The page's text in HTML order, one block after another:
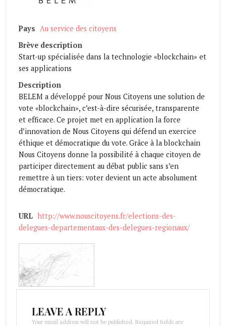
Pays Au service des citoyens
Brève description
Start-up spécialisée dans la technologie «blockchain» et
ses applications
Description
BELEM a développé pour Nous Citoyens une solution de
vote «blockchain», c’est-à-dire sécurisée, transparente
et efficace. Ce projet met en application la force
d’innovation de Nous Citoyens qui défend un exercice
éthique et démocratique du vote. Grâce à la blockchain
Nous Citoyens donne la possibilité à chaque citoyen de
participer directement au débat public sans s’en
remettre à un tiers: voter devient un acte absolument
démocratique.
URL http://www.nouscitoyens.fr/elections-des-
delegues-departementaux-des-delegues-regionaux/
LEAVE A REPLY
Your email address will not be published. Required fields are